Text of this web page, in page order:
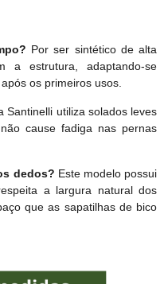
Por ser sintético de alta
a estrutura, adaptando-se
os primeiros usos.
Santinelli utiliza solados leves
cause fadiga nas pernas
dedos? Este modelo possui
a largura natural dos
que as sapatilhas de bico